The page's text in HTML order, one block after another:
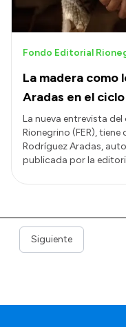
La madera como
Aradas en el
Fondo Editorial
La nueva entrevista
Rionegrino (FER),
Rodríguez Aradas,
publicada por la
Siguiente